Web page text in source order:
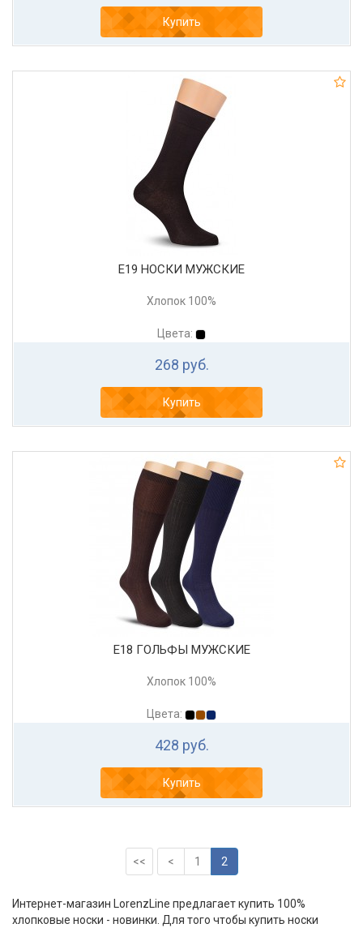
Купить
Е19 НОСКИ МУЖСКИЕ
Хлопок 100%
Цвета:
268 руб.
Купить
Е18 ГОЛЬФЫ МУЖСКИЕ
Хлопок 100%
Цвета:
428 руб.
Купить
<< < 1 2
Интернет-магазин LorenzLine предлагает купить 100%
хлопковые носки - новинки. Для того чтобы купить носки